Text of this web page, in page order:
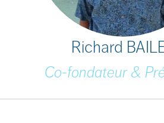
Richard
Co-fondateur &